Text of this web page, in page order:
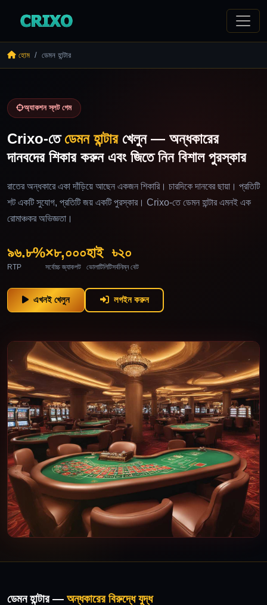
হোম ডেমন হান্টার
অ্যাকশন স্লট গেম
Crixo-তেডেমন হান্টারখেলুন — অন্ধকারের
দানবদের শিকার করুন এবং জিতে নিন বিশাল পুরস্কার
রাতের অন্ধকারে একা দাঁড়িয়ে আছেন একজন শিকারি। চারদিকে দানবের ছায়া। প্রতিটি
শট একটি সুযোগ, প্রতিটি জয় একটি পুরস্কার। Crixo-তে ডেমন হান্টার এমনই এক
রোমাঞ্চকর অভিজ্ঞতা।
৯৬.৮%
RTP
×৮,০০০
সর্বোচ্চ জ্যাকপট
হাই
ভোলাটিলিটি
৳২০
সর্বনিম্ন বেট
এখনই খেলুন লগইন করুন
ডেমন হান্টার — অন্ধকারের বিরুদ্ধে যুদ্ধ